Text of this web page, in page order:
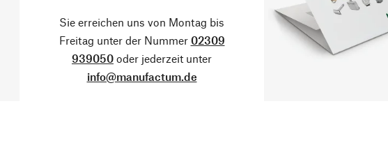
Sie erreichen uns von Montag bis
Freitag unter der Nummer 02309
939050 oder jederzeit unter
info@manufactum.de